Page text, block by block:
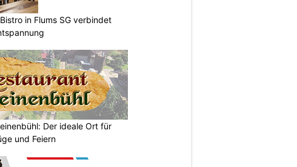
in Flums SG verbindet
Der ideale Ort für
und Feiern